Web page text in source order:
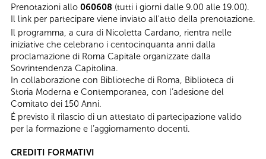
Prenotazioni allo 060608 (tutti i giorni dalle 9.00 alle 19.00).
Il link per partecipare viene inviato all'atto della prenotazione.
Il programma, a cura di Nicoletta Cardano, rientra nelle
iniziative che celebrano i centocinquanta anni dalla
proclamazione di Roma Capitale organizzate dalla
Sovrintendenza Capitolina.
In collaborazione con Biblioteche di Roma, Biblioteca di
Storia Moderna e Contemporanea, con l’adesione del
Comitato dei 150 Anni.
É previsto il rilascio di un attestato di partecipazione valido
per la formazione e l’aggiornamento docenti.
CREDITI FORMATIVI